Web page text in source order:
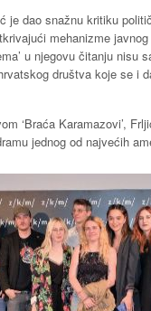
je dao snažnu kritiku
mehanizme
u njegovu čitanju nisu
društva koje se i
‘Braća Karamazovi’,
jednog od najvećih